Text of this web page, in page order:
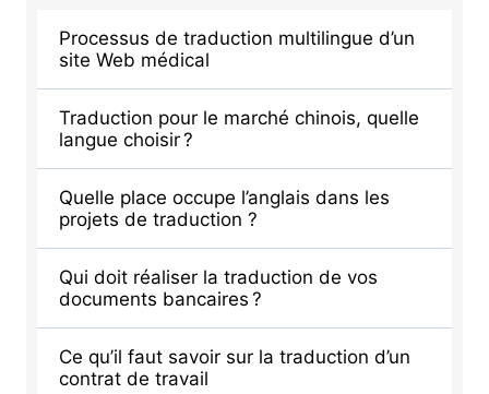
Processus de traduction multilingue d’un
site Web médical
Traduction pour le marché chinois, quelle
langue choisir ?
Quelle place occupe l’anglais dans les
projets de traduction ?
Qui doit réaliser la traduction de vos
documents bancaires ?
Ce qu’il faut savoir sur la traduction d’un
contrat de travail